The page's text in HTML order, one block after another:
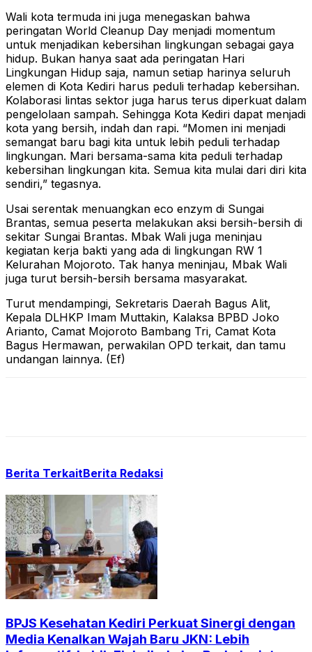
Wali kota termuda ini juga menegaskan bahwa
peringatan World Cleanup Day menjadi momentum
untuk menjadikan kebersihan lingkungan sebagai gaya
hidup. Bukan hanya saat ada peringatan Hari
Lingkungan Hidup saja, namun setiap harinya seluruh
elemen di Kota Kediri harus peduli terhadap kebersihan.
Kolaborasi lintas sektor juga harus terus diperkuat dalam
pengelolaan sampah. Sehingga Kota Kediri dapat menjadi
kota yang bersih, indah dan rapi. “Momen ini menjadi
semangat baru bagi kita untuk lebih peduli terhadap
lingkungan. Mari bersama-sama kita peduli terhadap
kebersihan lingkungan kita. Semua kita mulai dari diri kita
sendiri,” tegasnya.
Usai serentak menuangkan eco enzym di Sungai
Brantas, semua peserta melakukan aksi bersih-bersih di
sekitar Sungai Brantas. Mbak Wali juga meninjau
kegiatan kerja bakti yang ada di lingkungan RW 1
Kelurahan Mojoroto. Tak hanya meninjau, Mbak Wali
juga turut bersih-bersih bersama masyarakat.
Turut mendampingi, Sekretaris Daerah Bagus Alit,
Kepala DLHKP Imam Muttakin, Kalaksa BPBD Joko
Arianto, Camat Mojoroto Bambang Tri, Camat Kota
Bagus Hermawan, perwakilan OPD terkait, dan tamu
undangan lainnya. (Ef)
Berita TerkaitBerita Redaksi
BPJS Kesehatan Kediri Perkuat Sinergi dengan
Media Kenalkan Wajah Baru JKN: Lebih